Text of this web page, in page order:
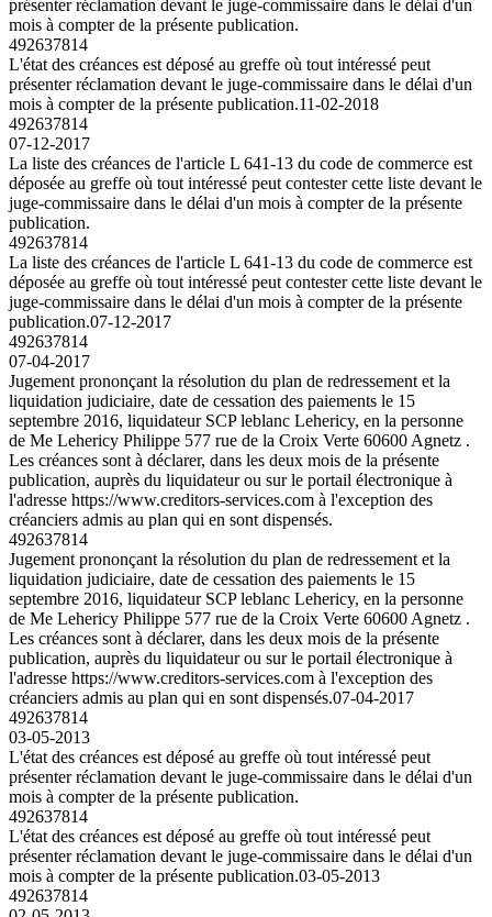
présenter réclamation devant le juge-commissaire dans le délai d'un
mois à compter de la présente publication.
492637814
L'état des créances est déposé au greffe où tout intéressé peut
présenter réclamation devant le juge-commissaire dans le délai d'un
mois à compter de la présente publication.11-02-2018
492637814
07-12-2017
La liste des créances de l'article L 641-13 du code de commerce est
déposée au greffe où tout intéressé peut contester cette liste devant le
juge-commissaire dans le délai d'un mois à compter de la présente
publication.
492637814
La liste des créances de l'article L 641-13 du code de commerce est
déposée au greffe où tout intéressé peut contester cette liste devant le
juge-commissaire dans le délai d'un mois à compter de la présente
publication.07-12-2017
492637814
07-04-2017
Jugement prononçant la résolution du plan de redressement et la
liquidation judiciaire, date de cessation des paiements le 15
septembre 2016, liquidateur SCP leblanc Lehericy, en la personne
de Me Lehericy Philippe 577 rue de la Croix Verte 60600 Agnetz .
Les créances sont à déclarer, dans les deux mois de la présente
publication, auprès du liquidateur ou sur le portail électronique à
l'adresse https://www.creditors-services.com à l'exception des
créanciers admis au plan qui en sont dispensés.
492637814
Jugement prononçant la résolution du plan de redressement et la
liquidation judiciaire, date de cessation des paiements le 15
septembre 2016, liquidateur SCP leblanc Lehericy, en la personne
de Me Lehericy Philippe 577 rue de la Croix Verte 60600 Agnetz .
Les créances sont à déclarer, dans les deux mois de la présente
publication, auprès du liquidateur ou sur le portail électronique à
l'adresse https://www.creditors-services.com à l'exception des
créanciers admis au plan qui en sont dispensés.07-04-2017
492637814
03-05-2013
L'état des créances est déposé au greffe où tout intéressé peut
présenter réclamation devant le juge-commissaire dans le délai d'un
mois à compter de la présente publication.
492637814
L'état des créances est déposé au greffe où tout intéressé peut
présenter réclamation devant le juge-commissaire dans le délai d'un
mois à compter de la présente publication.03-05-2013
492637814